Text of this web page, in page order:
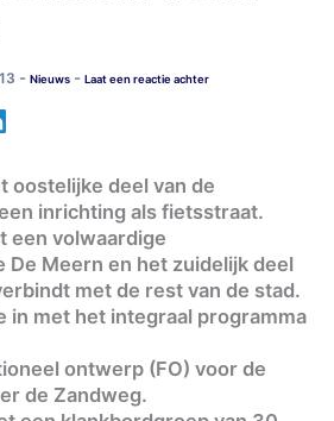
- Nieuws - Laat een reactie achter
oostelijke deel van de
inrichting als fietsstraat.
een volwaardige
Meern en het zuidelijk deel
met de rest van de stad.
in met het integraal programma
ontwerp (FO) voor de
de Zandweg.